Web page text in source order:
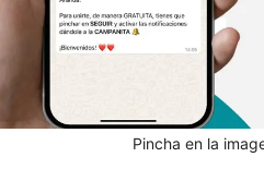
Pincha en la